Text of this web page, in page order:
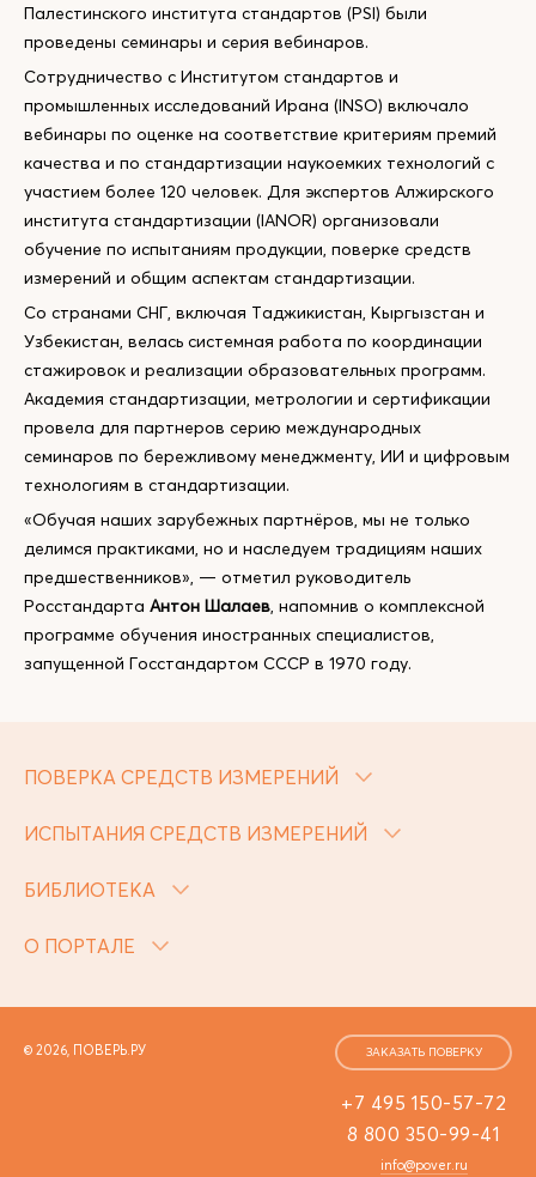
Палестинского института стандартов (PSI) были
проведены семинары и серия вебинаров.
Сотрудничество с Институтом стандартов и
промышленных исследований Ирана (INSO) включало
вебинары по оценке на соответствие критериям премий
качества и по стандартизации наукоемких технологий с
участием более 120 человек. Для экспертов Алжирского
института стандартизации (IANOR) организовали
обучение по испытаниям продукции, поверке средств
измерений и общим аспектам стандартизации.
Со странами СНГ, включая Таджикистан, Кыргызстан и
Узбекистан, велась системная работа по координации
стажировок и реализации образовательных программ.
Академия стандартизации, метрологии и сертификации
провела для партнеров серию международных
семинаров по бережливому менеджменту, ИИ и цифровым
технологиям в стандартизации.
«Обучая наших зарубежных партнёров, мы не только
делимся практиками, но и наследуем традициям наших
предшественников», — отметил руководитель
Росстандарта Антон Шалаев, напомнив о комплексной
программе обучения иностранных специалистов,
запущенной Госстандартом СССР в 1970 году.
ПОВЕРКА СРЕДСТВ ИЗМЕРЕНИЙ
ИСПЫТАНИЯ СРЕДСТВ ИЗМЕРЕНИЙ
БИБЛИОТЕКА
О ПОРТАЛЕ
© 2026, ПОВЕРЬ.РУ
+7 495 150-57-72
8 800 350-99-41
info@pover.ru
ЗАКАЗАТЬ ПОВЕРКУ